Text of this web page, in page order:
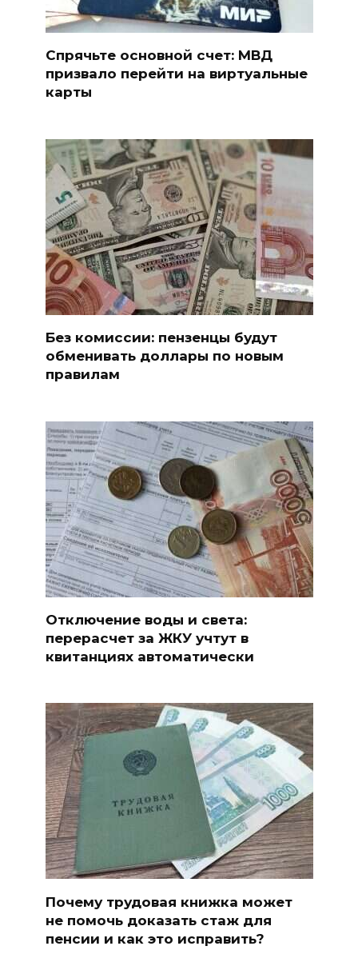
Спрячьте основной счет: МВД
призвало перейти на виртуальные
карты
Без комиссии: пензенцы будут
обменивать доллары по новым
правилам
Отключение воды и света:
перерасчет за ЖКУ учтут в
квитанциях автоматически
Почему трудовая книжка может
не помочь доказать стаж для
пенсии и как это исправить?